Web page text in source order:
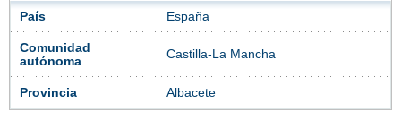
País España
Comunidad
autónoma
Castilla-La Mancha
Provincia Albacete